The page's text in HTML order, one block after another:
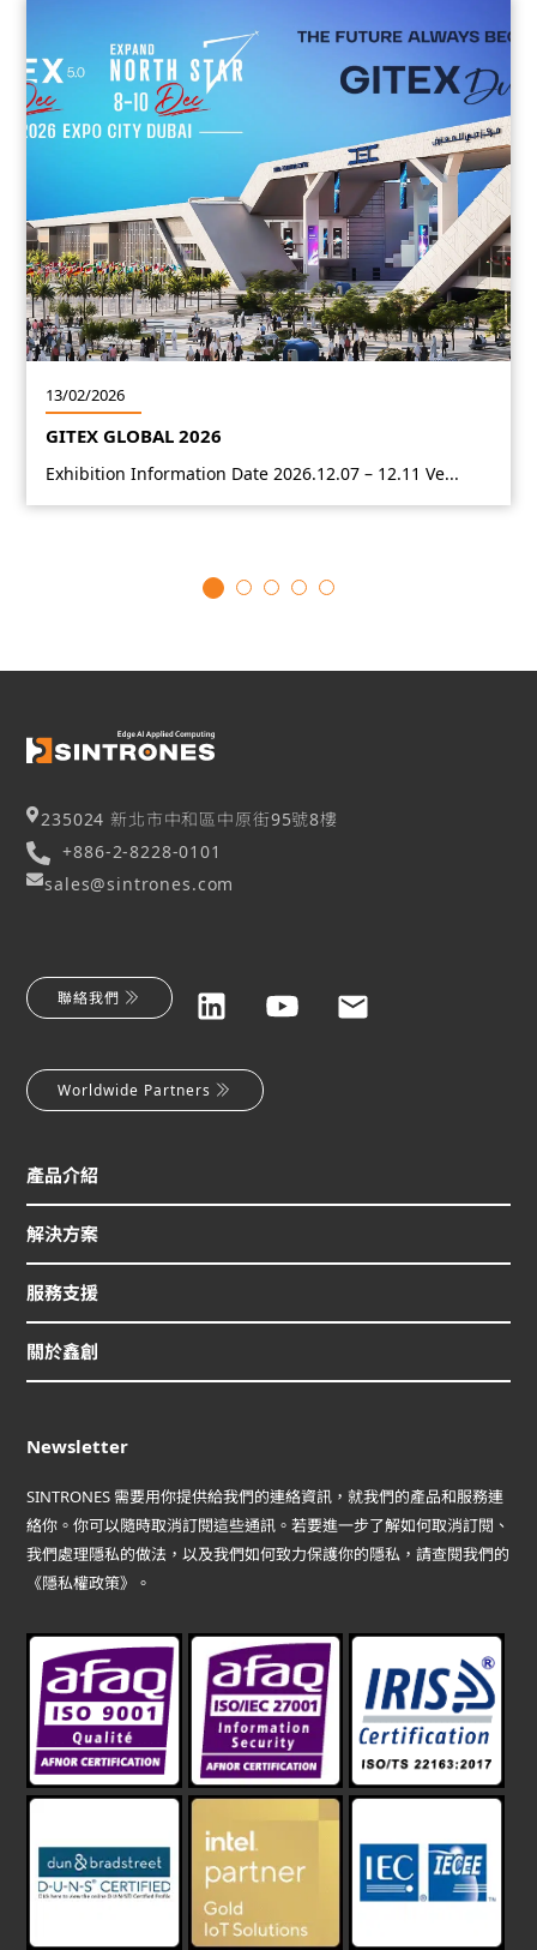
13/02/2026
GITEX GLOBAL 2026
Exhibition Information Date 2026.12.07 – 12.11 Ve...
235024 新北市中和區中原街95號8樓
+886-2-8228-0101
sales@sintrones.com
聯絡我們
Worldwide Partners
產品介紹
解決方案
服務支援
關於鑫創
Newsletter
SINTRONES 需要用你提供給我們的連絡資訊，就我們的產品和服務連
絡你。你可以隨時取消訂閱這些通訊。若要進一步了解如何取消訂閱、
我們處理隱私的做法，以及我們如何致力保護你的隱私，請查閱我們的
《隱私權政策》。